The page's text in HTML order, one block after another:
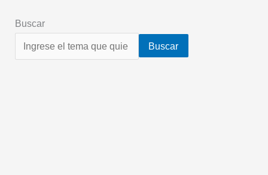
Buscar
Buscar